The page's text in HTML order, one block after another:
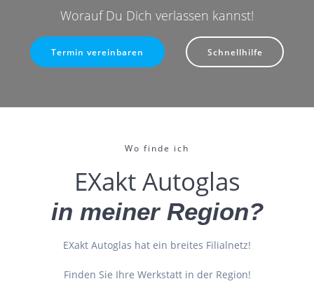
Worauf Du Dich verlassen kannst!
Termin vereinbaren Schnellhilfe
Wo finde ich
EXakt Autoglas
in meiner Region?
EXakt Autoglas hat ein breites Filialnetz!
Finden Sie Ihre Werkstatt in der Region!